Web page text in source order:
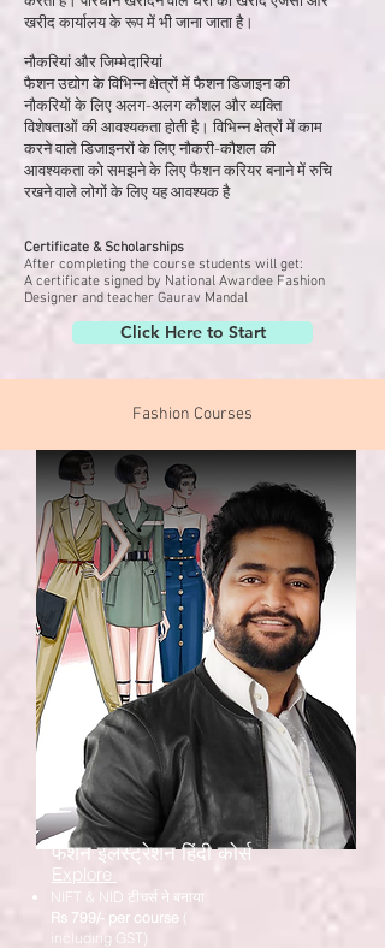
खरीद कार्यालय के रूप में भी जाना जाता है।
नौकरियां और जिम्मेदारियां
फैशन उद्योग के विभिन्न क्षेत्रों में फैशन डिजाइन की
नौकरियों के लिए अलग-अलग कौशल और व्यक्ति
विशेषताओं की आवश्यकता होती है। विभिन्न क्षेत्रों में काम
करने वाले डिजाइनरों के लिए नौकरी-कौशल की
आवश्यकता को समझने के लिए फैशन करियर बनाने में रुचि
रखने वाले लोगों के लिए यह आवश्यक है
Certificate & Scholarships
After completing the course students will get:
A certificate signed by National Awardee Fashion
Designer and teacher Gaurav Mandal
Click Here to Start
Fashion Courses
फैशन इलस्ट्रेशन हिंदी कोर्स
Explore
NIFT & NID टीचर्स ने बनाया
Rs 799/- per course (
including GST)